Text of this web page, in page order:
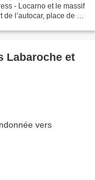
- Locarno et le massif
l’autocar, place de la
Labaroche et